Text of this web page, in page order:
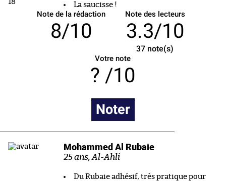
La saucisse !
Note de la rédaction
8/10
Note des lecteurs
3.3/10
37 note(s)
Votre note
/10
Noter
Mohammed Al Rubaie
25 ans, Al-Ahli
Du Rubaie adhésif, très pratique pour